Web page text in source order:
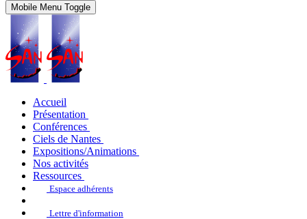
Mobile Menu Toggle
Accueil
Présentation
Conférences
Ciels de Nantes
Expositions/Animations
Nos activités
Ressources
Espace adhérents
Lettre d'information